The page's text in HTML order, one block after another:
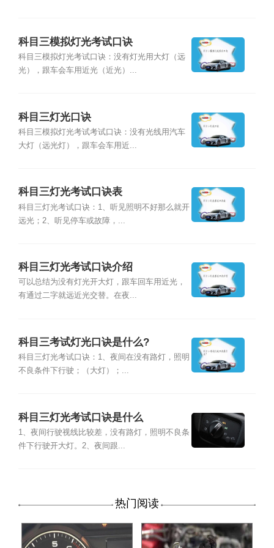
科目三模拟灯光考试口诀
科目三模拟灯光考试口诀：没有灯光用大灯（远
光），跟车会车用近光（近光）...
科目三灯光口诀
科目三模拟灯光考试考试口诀：没有光线用汽车
大灯（远光灯），跟车会车用近...
科目三灯光考试口诀表
科目三灯光考试口诀：1、听见照明不好那么就开
远光；2、听见停车或故障，...
科目三灯光考试口诀介绍
可以总结为没有灯光开大灯，跟车回车用近光，
有通过二字就远近光交替。在夜...
科目三考试灯光口诀是什么?
科目三灯光考试口诀：1、夜间在没有路灯，照明
不良条件下行驶；（大灯）；...
科目三灯光考试口诀是什么
1、夜间行驶视线比较差，没有路灯，照明不良条
件下行驶开大灯。2、夜间跟...
热门阅读